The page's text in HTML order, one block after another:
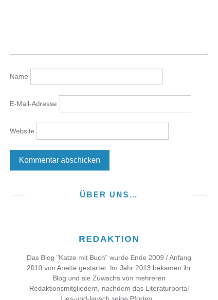
Name
E-Mail-Adresse
Website
ÜBER UNS…
REDAKTION
Das Blog "Katze mit Buch" wurde Ende 2009 / Anfang
2010 von Anette gestartet. Im Jahr 2013 bekamen ihr
Blog und sie Zuwachs von mehreren
Redaktionsmitgliedern, nachdem das Literaturportal